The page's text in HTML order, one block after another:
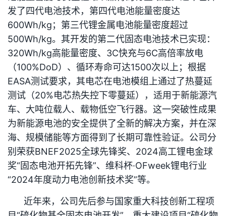
发了四代电池技术，第四代电池能量密度达
600Wh/kg；第三代锂金属电池能量密度超过
500Wh/kg。其开发的第二代固态电池技术已实现：
320Wh/kg高能量密度、3C快充与6C高倍率放电
（100%DoD）、循环寿命可达1500次以上；根据
EASA测试要求，其电芯在电池模组上通过了热蔓延
测试（20%电芯热失控下零蔓延），适用于新能源汽
车、大吨位载人、载物低空飞行器。这一突破性成果
为新能源电池的安全提供了全新的解决方案，并在深
海、规模储能等方面得到了长期可靠性验证。公司分
别荣获BNEF2025全球先锋奖、2024高工锂电金球
奖“固态电池开拓先锋”、维科杯·OFweek锂电行业
“2024年度动力电池创新技术奖”等。
近年来，公司先后参与国家重大科技创新工程项